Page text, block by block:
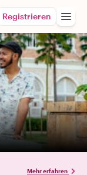
Registrieren
Mehr erfahren